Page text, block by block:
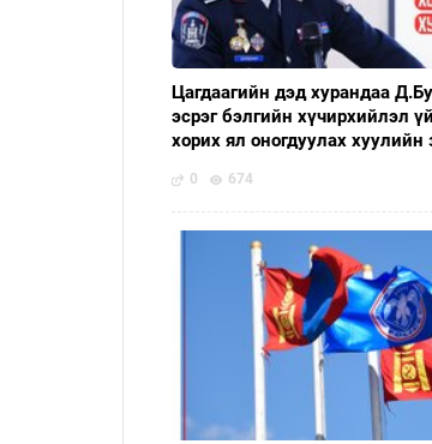
Цагдаагийн дэд хурандаа
эсрэг бэлгийн хүчирхийлэл
хорих ял оногдуулах хуулийн
0 674